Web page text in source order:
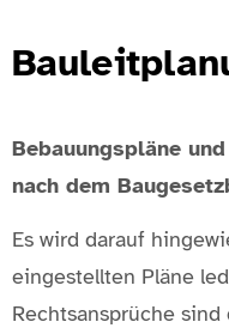
Bebauungspläne
nach dem
Es wird darauf
eingestellten Pläne
Rechtsansprüche